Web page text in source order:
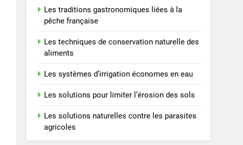
Les traditions gastronomiques liées à la
pêche française
Les techniques de conservation naturelle des
aliments
Les systèmes d’irrigation économes en eau
Les solutions pour limiter l’érosion des sols
Les solutions naturelles contre les parasites
agricoles